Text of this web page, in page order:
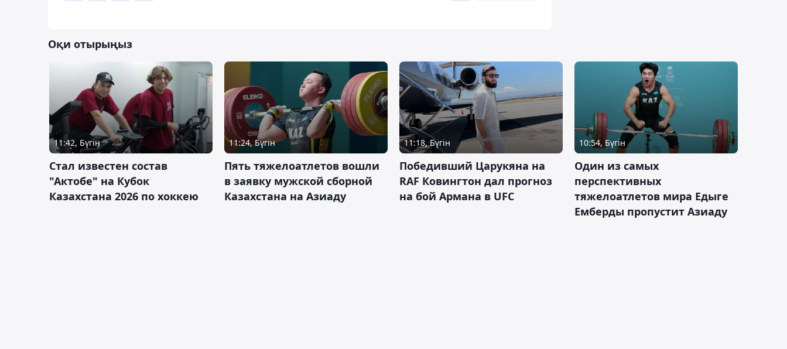
Оқи отырыңыз
11:42, Бүгін
Стал известен состав
"Актобе" на Кубок
Казахстана 2026 по хоккею
11:24, Бүгін
Пять тяжелоатлетов вошли
в заявку мужской сборной
Казахстана на Азиаду
11:18, Бүгін
Победивший Царукяна на
RAF Ковингтон дал прогноз
на бой Армана в UFC
10:54, Бүгін
Один из самых
перспективных
тяжелоатлетов мира Едыге
Емберды пропустит Азиаду